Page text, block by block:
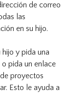
de correo
las
en su hijo.
y pida una
pida un enlace
proyectos
Esto le ayuda a